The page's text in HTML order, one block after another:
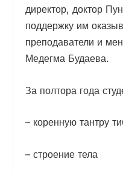
директор, доктор
поддержку им
преподаватели и
Медегма Будаева.
За полтора года
– коренную тантру
– строение тела